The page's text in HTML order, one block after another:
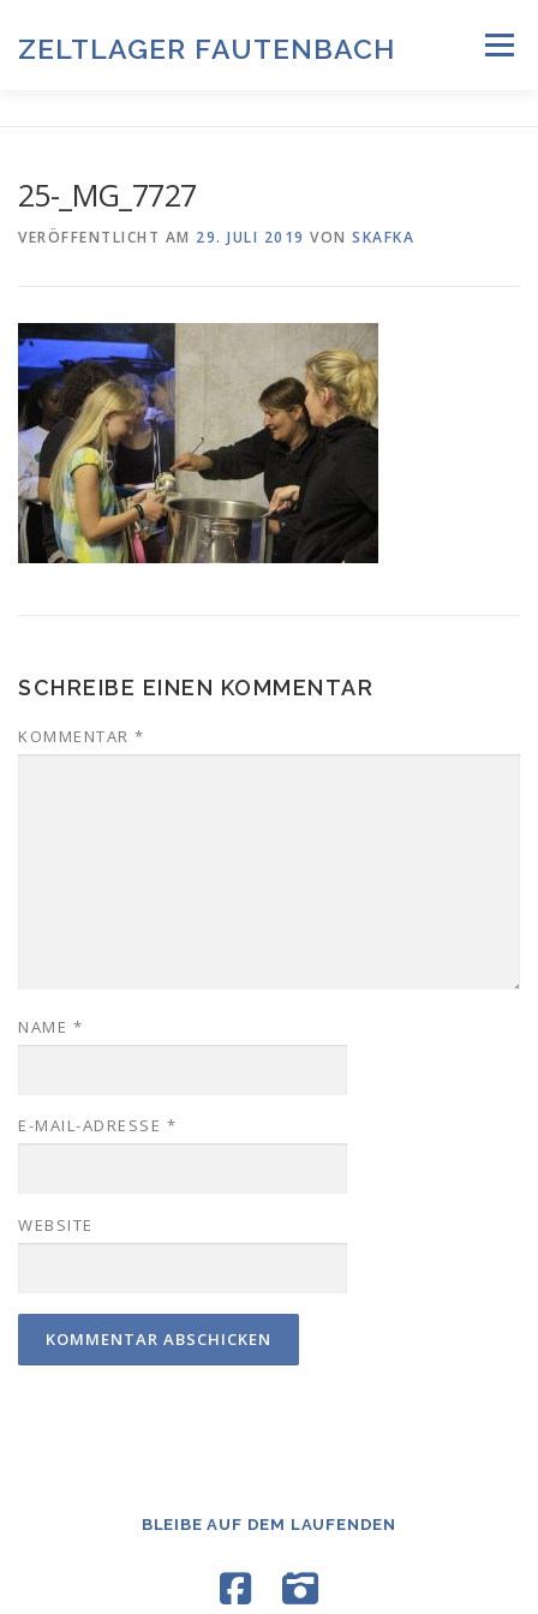
springen
ZELTLAGER FAUTENBACH Menü
HISTORIE & FOTOARCHIV
IMPRESSUM
25-_MG_7727
VERÖFFENTLICHT AM 29. JULI 2019 VON SKAFKA
SCHREIBE EINEN KOMMENTAR
KOMMENTAR *
NAME *
E-MAIL-ADRESSE *
WEBSITE
BLEIBE AUF DEM LAUFENDEN